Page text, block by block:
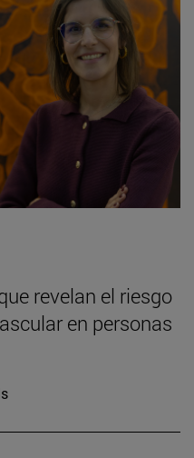
revelan el riesgo
en personas